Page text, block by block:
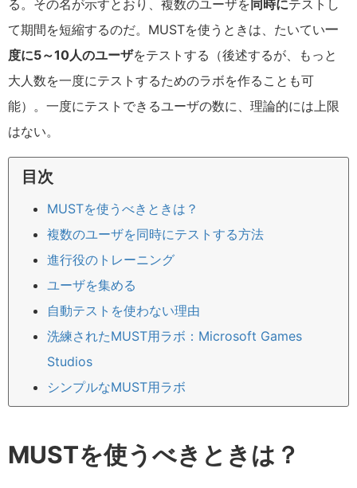
る。その名が示すとおり、複数のユーザを 同時にテストし
て期間を短縮するのだ。MUSTを使うときは、たいてい一
度に5～10人のユーザをテストする（後述するが、もっと
大人数を一度にテストするためのラボを作ることも可
能）。一度にテストできるユーザの数に、理論的には上限
はない。
目次
MUSTを使うべきときは？
複数のユーザを同時にテストする方法
進行役のトレーニング
ユーザを集める
自動テストを使わない理由
洗練されたMUST用ラボ：Microsoft Games
Studios
シンプルなMUST用ラボ
MUSTを使うべきときは？